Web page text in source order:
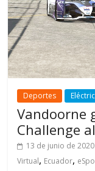
Deportes
Vandoorne
Challenge
13 de junio de 2020
Virtual, Ecuador,